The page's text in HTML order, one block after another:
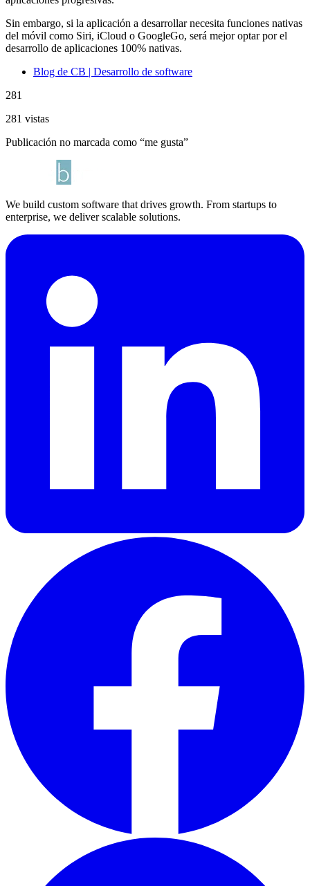
Sin embargo, si la aplicación a desarrollar necesita funciones nativas
del móvil como Siri, iCloud o GoogleGo, será mejor optar por el
desarrollo de aplicaciones 100% nativas.
Blog de CB | Desarrollo de software
281
281 vistas
Publicación no marcada como “me gusta”
We build custom software that drives growth. From startups to
enterprise, we deliver scalable solutions.